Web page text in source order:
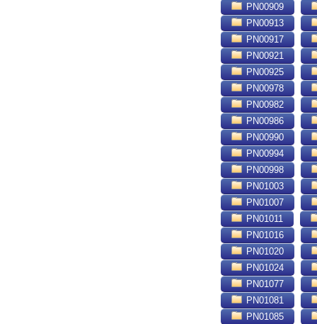
PN00909
PN00913
PN00917
PN00921
PN00925
PN00978
PN00982
PN00986
PN00990
PN00994
PN00998
PN01003
PN01007
PN01011
PN01016
PN01020
PN01024
PN01077
PN01081
PN01085